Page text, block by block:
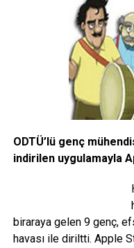
ODTÜ’lü genç
indirilen uygulamayla
biraraya gelen 9 genç,
havası ile diriltti. Apple